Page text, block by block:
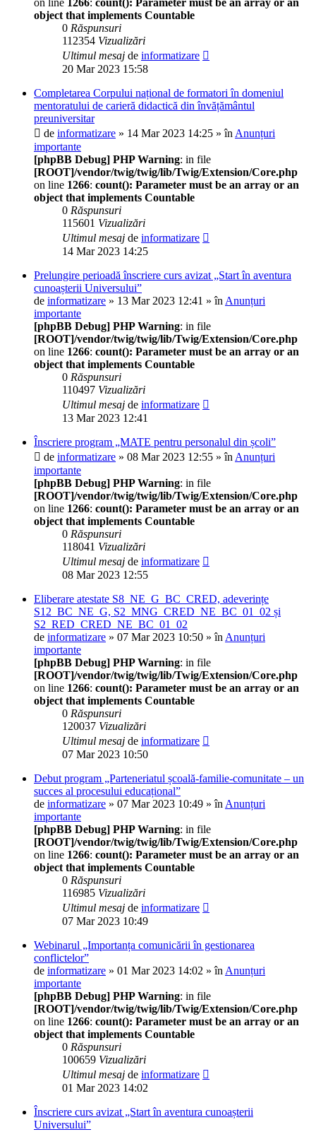
object that implements Countable
0 Răspunsuri
112354 Vizualizări
Ultimul mesaj de informatizare
20 Mar 2023 15:58
Completarea Corpului național de formatori în domeniul
mentoratului de carieră didactică din învățământul
preuniversitar
de informatizare » 14 Mar 2023 14:25 » în Anunțuri
importante
[phpBB Debug] PHP Warning: in file
[ROOT]/vendor/twig/twig/lib/Twig/Extension/Core.php
on line 1266: count(): Parameter must be an array or an
object that implements Countable
0 Răspunsuri
115601 Vizualizări
Ultimul mesaj de informatizare
14 Mar 2023 14:25
Prelungire perioadă înscriere curs avizat „Start în aventura
cunoașterii Universului”
de informatizare » 13 Mar 2023 12:41 » în Anunțuri
importante
[phpBB Debug] PHP Warning: in file
[ROOT]/vendor/twig/twig/lib/Twig/Extension/Core.php
on line 1266: count(): Parameter must be an array or an
object that implements Countable
0 Răspunsuri
110497 Vizualizări
Ultimul mesaj de informatizare
13 Mar 2023 12:41
Înscriere program „MATE pentru personalul din școli”
de informatizare » 08 Mar 2023 12:55 » în Anunțuri
importante
[phpBB Debug] PHP Warning: in file
[ROOT]/vendor/twig/twig/lib/Twig/Extension/Core.php
on line 1266: count(): Parameter must be an array or an
object that implements Countable
0 Răspunsuri
118041 Vizualizări
Ultimul mesaj de informatizare
08 Mar 2023 12:55
Eliberare atestate S8_NE_G_BC_CRED, adeverințe
S12_BC_NE_G, S2_MNG_CRED_NE_BC_01_02 și
S2_RED_CRED_NE_BC_01_02
de informatizare » 07 Mar 2023 10:50 » în Anunțuri
importante
[phpBB Debug] PHP Warning: in file
[ROOT]/vendor/twig/twig/lib/Twig/Extension/Core.php
on line 1266: count(): Parameter must be an array or an
object that implements Countable
0 Răspunsuri
120037 Vizualizări
Ultimul mesaj de informatizare
07 Mar 2023 10:50
Debut program „Parteneriatul școală-familie-comunitate – un
succes al procesului educațional”
de informatizare » 07 Mar 2023 10:49 » în Anunțuri
importante
[phpBB Debug] PHP Warning: in file
[ROOT]/vendor/twig/twig/lib/Twig/Extension/Core.php
on line 1266: count(): Parameter must be an array or an
object that implements Countable
0 Răspunsuri
116985 Vizualizări
Ultimul mesaj de informatizare
07 Mar 2023 10:49
Webinarul „Importanța comunicării în gestionarea
conflictelor”
de informatizare » 01 Mar 2023 14:02 » în Anunțuri
importante
[phpBB Debug] PHP Warning: in file
[ROOT]/vendor/twig/twig/lib/Twig/Extension/Core.php
on line 1266: count(): Parameter must be an array or an
object that implements Countable
0 Răspunsuri
100659 Vizualizări
Ultimul mesaj de informatizare
01 Mar 2023 14:02
Înscriere curs avizat „Start în aventura cunoașterii
Universului”